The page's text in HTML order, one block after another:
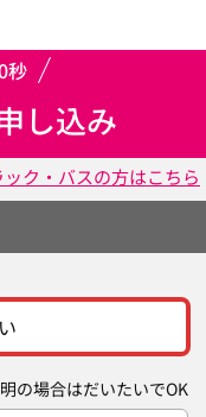
秒
し込み
ク・バスの方はこちら
の場合はだいたいでOK